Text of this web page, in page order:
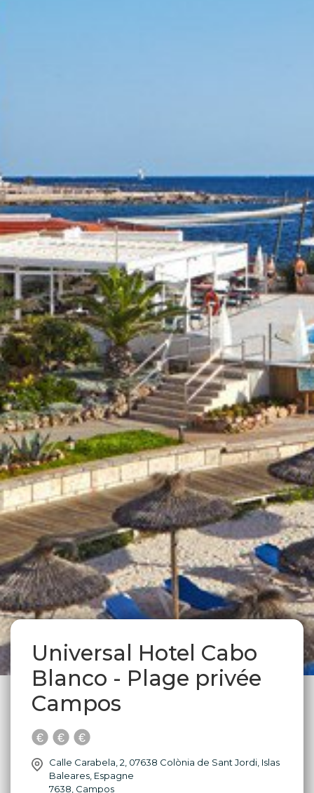
Universal Hotel Cabo
Blanco - Plage privée
Campos
Calle Carabela, 2, 07638 Colònia de Sant Jordi, Islas
Baleares, Espagne
7638 Campos